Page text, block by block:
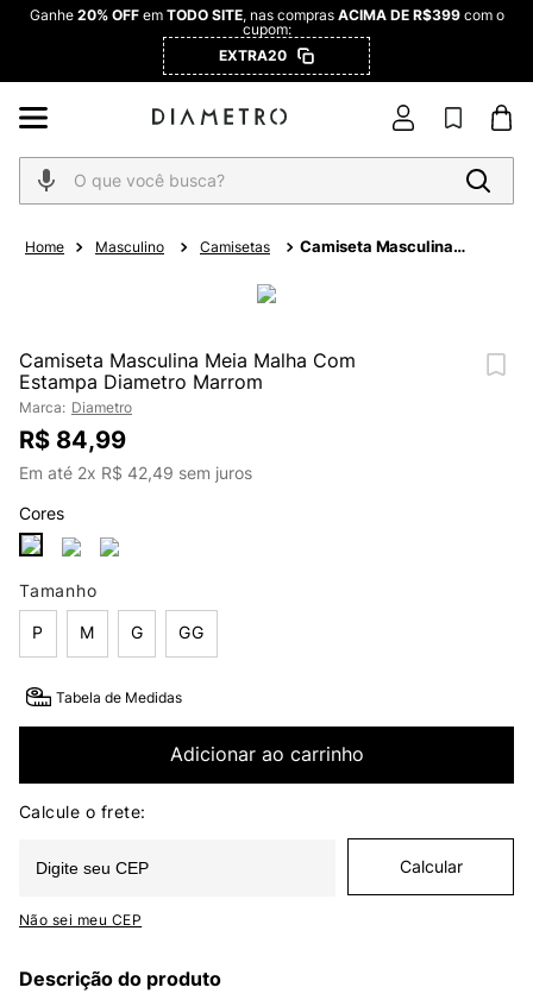
Ganhe 20% OFFem TODO SITE, nas compras ACIMA DE R$399com o
cupom:
EXTRA20
O que você busca?
Masculino Camisetas
Camiseta Masculina
Camiseta Masculina Meia Malha Com
Estampa Diametro Marrom
Marca: Diametro
R$ 84,99
Em até 2x R$ 42,49 sem juros
Cores
Tamanho
P M G GG
Tabela de Medidas
Adicionar ao carrinho
Não sei meu CEP
Descrição do produto